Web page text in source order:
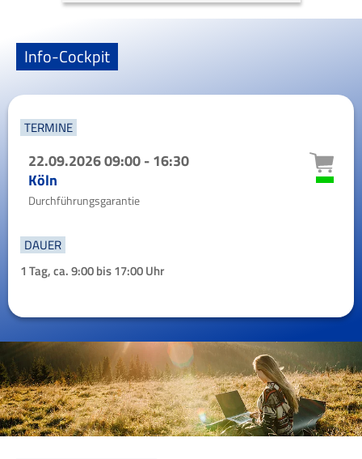
Bilanzmathematik, aktuarielle
Erfahrungen in Solvency II-Leben,
ALM, Embedded Value, Interne
Info-Cockpit
TERMINE
22.09.202609:00 - 16:30
Köln
Durchführungsgarantie
DAUER
1 Tag, ca. 9:00 bis 17:00 Uhr